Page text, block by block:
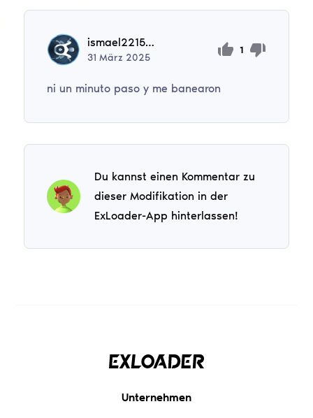
ismael221528
31März 2025
1
ni un minuto paso y me banearon
Du kannst einen Kommentar zu
dieser Modifikation in der
ExLoader-App hinterlassen!
Unternehmen